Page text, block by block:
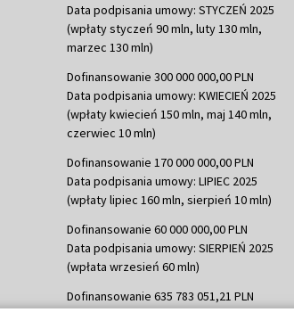
Data podpisania umowy: STYCZEŃ 2025
(wpłaty styczeń 90 mln, luty 130 mln,
marzec 130 mln)
Dofinansowanie 300 000 000,00 PLN
Data podpisania umowy: KWIECIEŃ 2025
(wpłaty kwiecień 150 mln, maj 140 mln,
czerwiec 10 mln)
Dofinansowanie 170 000 000,00 PLN
Data podpisania umowy: LIPIEC 2025
(wpłaty lipiec 160 mln, sierpień 10 mln)
Dofinansowanie 60 000 000,00 PLN
Data podpisania umowy: SIERPIEŃ 2025
(wpłata wrzesień 60 mln)
Dofinansowanie 635 783 051,21 PLN